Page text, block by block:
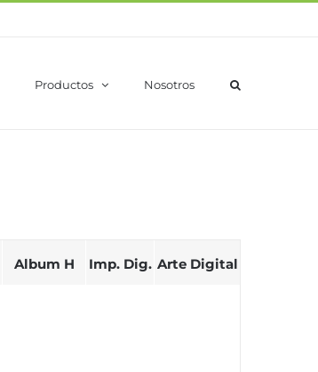
Productos Nosotros
Album H Imp. Dig. Arte Digital